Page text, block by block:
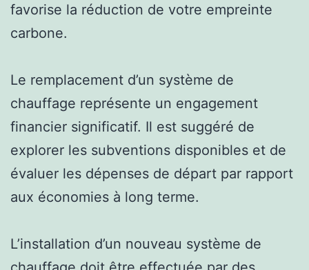
favorise la réduction de votre empreinte
carbone.
Le remplacement d’un système de
chauffage représente un engagement
financier significatif. Il est suggéré de
explorer les subventions disponibles et de
évaluer les dépenses de départ par rapport
aux économies à long terme.
L’installation d’un nouveau système de